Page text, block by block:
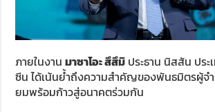
ภายในงานมาซาโอะ สึสึมิ ประธาน นิสสัน ประ
ซีน ได้เน้นย้ำถึงความสำคัญของพันธมิตรผู้จำ
ยมพร้อมก้าวสู่อนาคตร่วมกัน